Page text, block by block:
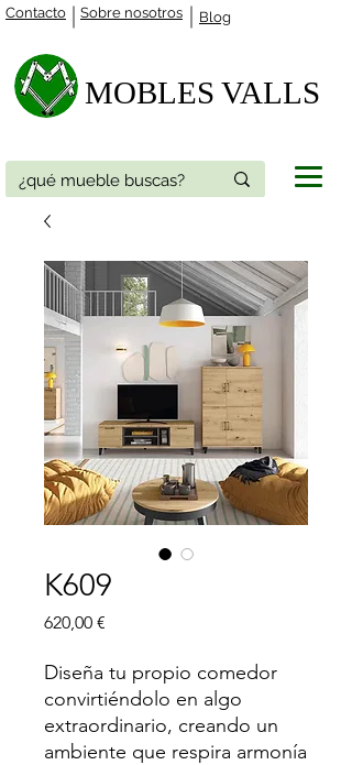
Contacto Blog
Sobre nosotros
MOBLES VALLS​
K609
620,00 €
Diseña tu propio comedor
convirtiéndolo en algo
extraordinario, creando un
ambiente que respira armonía